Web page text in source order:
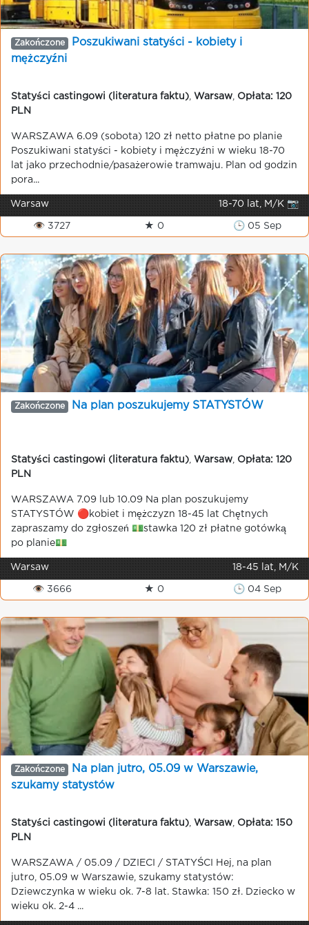
Zakończone
Poszukiwani statyści - kobiety i
mężczyźni
Statyści castingowi (literatura faktu) Warsaw
Opłata: 120
PLN
WARSZAWA 6.09 (sobota) 120 zł netto płatne po planie
Poszukiwani statyści - kobiety i mężczyźni w wieku 18-70
lat jako przechodnie/pasażerowie tramwaju. Plan od godzin
pora...
Warsaw 18-70 lat, M/K 📷
👁 3727 ★ 0 🕒 05 Sep
Zakończone Na plan poszukujemy STATYSTÓW
Statyści castingowi (literatura faktu) Warsaw
Opłata: 120
PLN
WARSZAWA 7.09 lub 10.09 Na plan poszukujemy
STATYSTÓW 🔴kobiet i mężczyzn 18-45 lat Chętnych
zapraszamy do zgłoszeń 💵stawka 120 zł płatne gotówką
po planie💵
Warsaw 18-45 lat, M/K
👁 3666 ★ 0 🕒 04 Sep
Zakończone
Na plan jutro, 05.09 w Warszawie,
szukamy statystów
Statyści castingowi (literatura faktu) Warsaw
Opłata: 150
PLN
WARSZAWA / 05.09 / DZIECI / STATYŚCI Hej, na plan
jutro, 05.09 w Warszawie, szukamy statystów:
Dziewczynka w wieku ok. 7-8 lat. Stawka: 150 zł. Dziecko w
wieku ok. 2-4 ...